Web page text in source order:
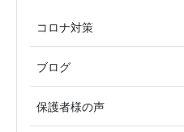
コロナ対策
ブログ
保護者様の声